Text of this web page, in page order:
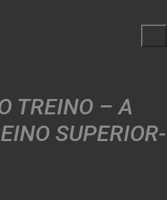
TREINO – A
SUPERIOR-